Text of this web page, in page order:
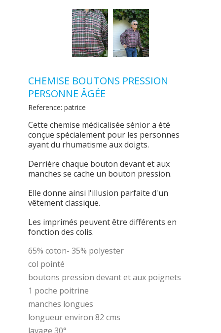
CHEMISE BOUTONS PRESSION
PERSONNE ÂGÉE
Reference: patrice
Cette chemise médicalisée sénior a été
conçue spécialement pour les personnes
ayant du rhumatisme aux doigts.
Derrière chaque bouton devant et aux
manches se cache un bouton pression.
Elle donne ainsi l'illusion parfaite d'un
vêtement classique.
Les imprimés peuvent être différents en
fonction des colis.
65% coton- 35% polyester
col pointé
boutons pression devant et aux poignets
1 poche poitrine
manches longues
longueur environ 82 cms
lavage 30°